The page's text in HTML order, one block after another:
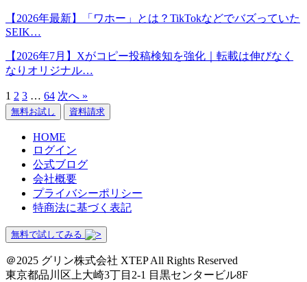
【2026年最新】「ワホー」とは？TikTokなどでバズっていた
SEIK…
【2026年7月】Xがコピー投稿検知を強化｜転載は伸びなく
なりオリジナル…
1 2 3 … 64 次へ »
無料お試し 資料請求
HOME
ログイン
公式ブログ
会社概要
プライバシーポリシー
特商法に基づく表記
無料で試してみる
＠2025 グリン株式会社 XTEP All Rights Reserved
東京都品川区上大崎3丁目2-1 目黒センタービル8F